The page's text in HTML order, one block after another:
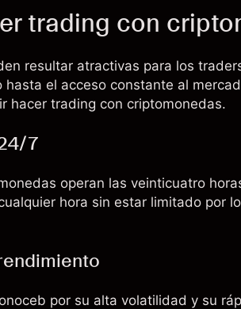
trading con
resultar atractivas para los
el acceso constante al
hacer trading con criptomonedas.
7
operan las veinticuatro
hora sin estar limitado por
por su alta volatilidad y su